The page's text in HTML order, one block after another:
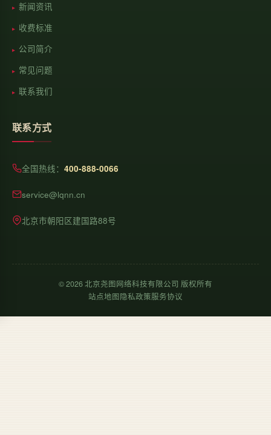
新闻资讯
收费标准
公司简介
常见问题
联系我们
联系方式
全国热线： 400-888-0066
service@lqnn.cn
北京市朝阳区建国路88号
©2026北京尧图网络科技有限公司 版权所有
站点地图隐私政策服务协议